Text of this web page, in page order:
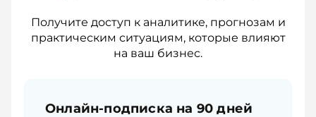
Получите доступ к аналитике, прогнозам и
практическим ситуациям, которые влияют
на ваш бизнес.
Онлайн-подписка на 90 дней